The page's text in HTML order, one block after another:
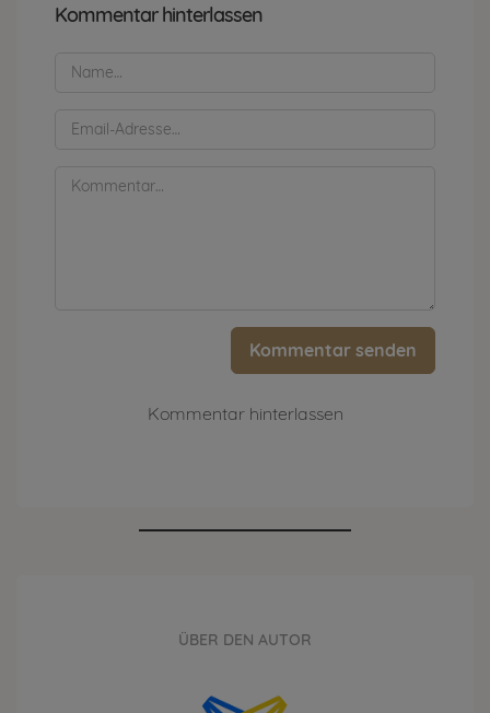
Kommentar hinterlassen
Kommentar senden
Kommentar hinterlassen
ÜBER DEN AUTOR